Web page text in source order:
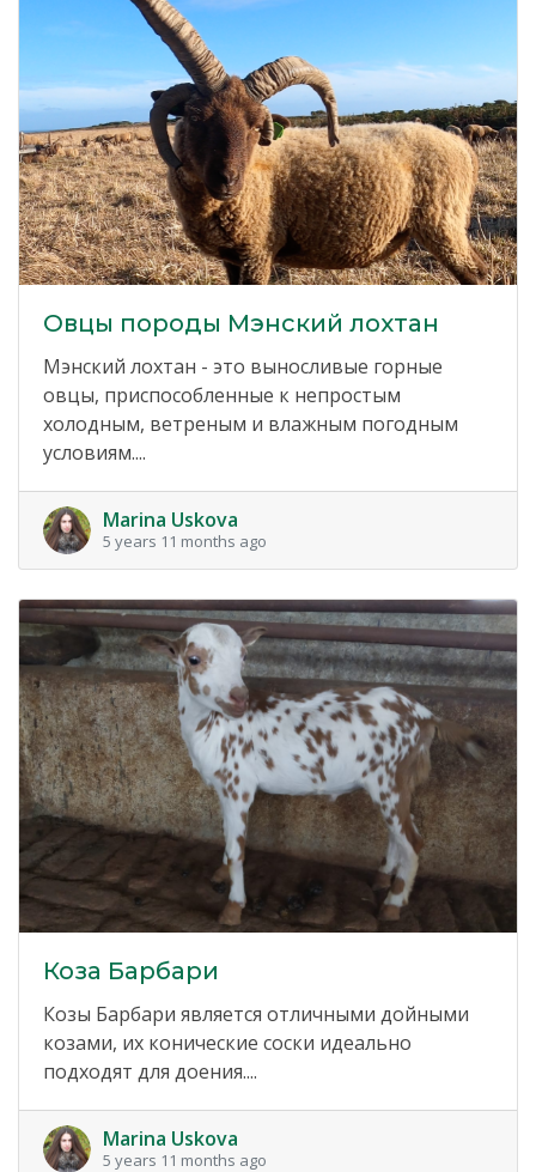
Овцы породы Мэнский лохтан
Мэнский лохтан - это выносливые горные
овцы, приспособленные к непростым
холодным, ветреным и влажным погодным
условиям....
Marina Uskova
5 years 11 months ago
Коза Барбари
Козы Барбари является отличными дойными
козами, их конические соски идеально
подходят для доения....
Marina Uskova
5 years 11 months ago